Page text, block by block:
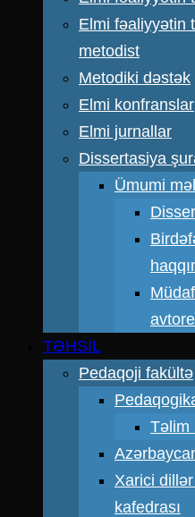
Elmi fəaliyyətin
metodist
Metodiki dəstək
Elmi konfranslar
Elmi jurnallar
Dissertasiya
Ümumi
TƏHSİL
Pedaqoji fakültə
Təlim
Xarici
kafedrası